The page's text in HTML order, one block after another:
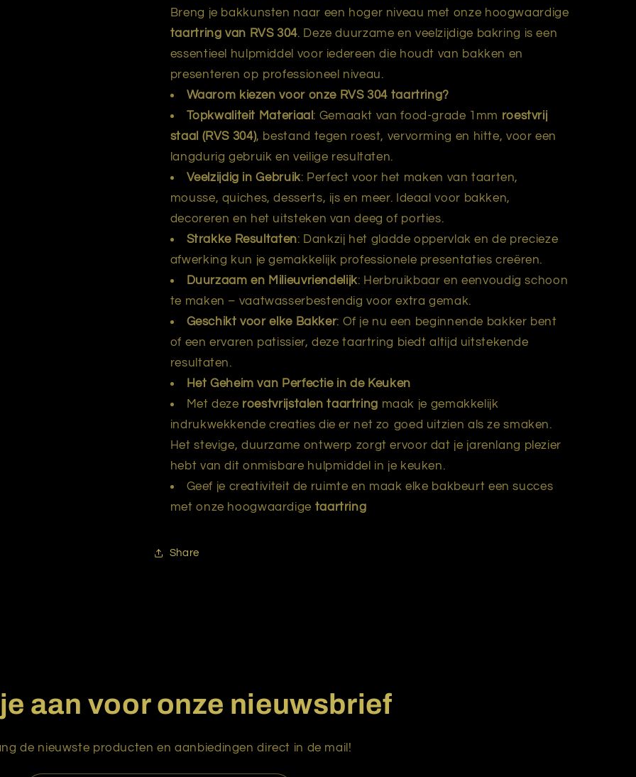
Breng je bakkunsten naar een hoger niveau met onze hoogwaardige
taartring van RVS 304. Deze duurzame en veelzijdige bakring is een
essentieel hulpmiddel voor iedereen die houdt van bakken en
presenteren op professioneel niveau.
Waarom kiezen voor onze RVS 304 taartring?
Topkwaliteit Materiaal : Gemaakt van food-grade 1mm roestvrij
staal (RVS 304), bestand tegen roest, vervorming en hitte, voor een
langdurig gebruik en veilige resultaten.
Veelzijdig in Gebruik: Perfect voor het maken van taarten,
mousse, quiches, desserts, ijs en meer. Ideaal voor bakken,
decoreren en het uitsteken van deeg of porties.
Strakke Resultaten: Dankzij het gladde oppervlak en de precieze
afwerking kun je gemakkelijk professionele presentaties creëren.
Duurzaam en Milieuvriendelijk: Herbruikbaar en eenvoudig schoon
te maken – vaatwasserbestendig voor extra gemak.
Geschikt voor elke Bakker: Of je nu een beginnende bakker bent
of een ervaren patissier, deze taartring biedt altijd uitstekende
resultaten.
Het Geheim van Perfectie in de Keuken
Met deze roestvrijstalen taartring maak je gemakkelijk
indrukwekkende creaties die er net zo goed uitzien als ze smaken.
Het stevige, duurzame ontwerp zorgt ervoor dat je jarenlang plezier
hebt van dit onmisbare hulpmiddel in je keuken.
Geef je creativiteit de ruimte en maak elke bakbeurt een succes
met onze hoogwaardige taartring
Share
aan voor onze nieuwsbrief
de nieuwste producten en aanbiedingen direct in de mail!